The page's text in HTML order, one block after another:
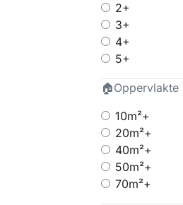
2+
3+
4+
5+
🏠Oppervlakte
10m²+
20m²+
40m²+
50m²+
70m²+